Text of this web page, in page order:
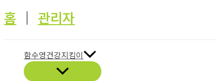
홈 │ 관리자
함수영건강지킴이